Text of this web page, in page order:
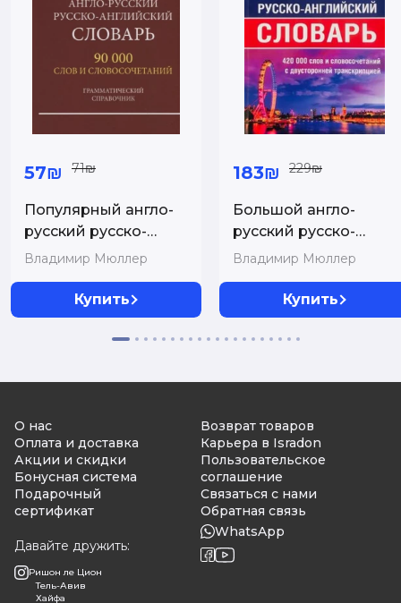
57₪ 71₪
Популярный англо-
русский русско-
английский словарь
словосочетаний.
Грамматический
справочник. Мюллер
Владимир Мюллер
Купить
183₪ 229₪
Большой англо-
русский русско-
английский словарь
словосочетаний с
двухсторонней
транскрипцией
Владимир Мюллер
Купить
О нас
Оплата и доставка
Акции и скидки
Бонусная система
Подарочный
сертификат
Давайте дружить:
Ришон ле Цион
Тель-Авив
Хайфа
Возврат товаров
Карьера в Isradon
Пользовательское
соглашение
Связаться с нами
Обратная связь
WhatsApp